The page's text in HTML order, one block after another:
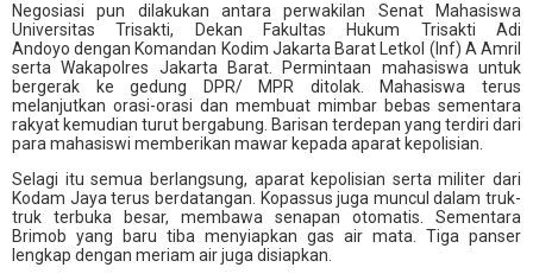
Negosiasi pun dilakukan antara perwakilan Senat Mahasiswa
Universitas Trisakti, Dekan Fakultas Hukum Trisakti Adi
Andoyo dengan Komandan Kodim Jakarta Barat Letkol (Inf) A Amril
serta Wakapolres Jakarta Barat. Permintaan mahasiswa untuk
bergerak ke gedung DPR/ MPR ditolak. Mahasiswa terus
melanjutkan orasi-orasi dan membuat mimbar bebas sementara
rakyat kemudian turut bergabung. Barisan terdepan yang terdiri dari
para mahasiswi memberikan mawar kepada aparat kepolisian.
Selagi itu semua berlangsung, aparat kepolisian serta militer dari
Kodam Jaya terus berdatangan. Kopassus juga muncul dalam truk-
truk terbuka besar, membawa senapan otomatis. Sementara
Brimob yang baru tiba menyiapkan gas air mata. Tiga panser
lengkap dengan meriam air juga disiapkan.